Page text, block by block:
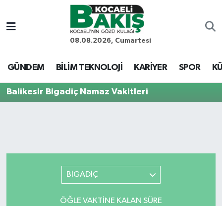
08.08.2026, Cumartesi
GÜNDEM BİLİM TEKNOLOJİ KARİYER SPOR
Balikesir Bigadiç Namaz Vakitleri
BİGADİÇ
ÖĞLE VAKTINE KALAN SÜRE
Kocaeli Nöbetçi Eczaneler
Kocaeli Hava Durumu
Kocaeli Trafik Yoğunluk Haritası
Son Dakika Haberleri